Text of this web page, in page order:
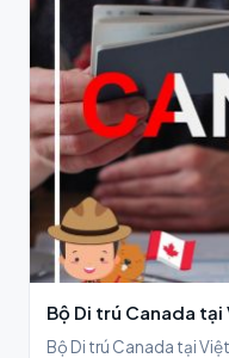
Bộ Di trú Canada tại
Bộ Di trú Canada tại